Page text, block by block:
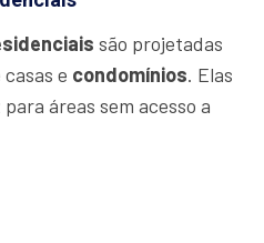
são projetadas
e condomínios. Elas
áreas sem acesso a